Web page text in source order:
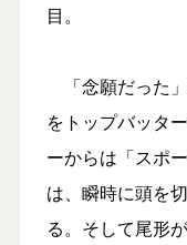
目。
「念願だった
をトップバッタ
ーからは「スポ
は、瞬時に頭を
る。そして尾形